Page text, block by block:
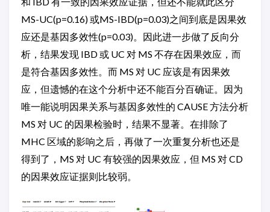
MS-UC(p=0.16) 或MS-IBD(p=0.03)之间到底是因果效
应还是基因多效性(p=0.03)。因此进一步做了反向分
析，结果发现 IBD 或 UC 对 MS 不存在因果效应，而
是符合基因多效性。而 MS 对 UC 应该是有因果效
应，但遗憾的在这个分析中还不能百分百确证。因为
唯一能说明因果关系与基因多效性的 CAUSE 方法分析
MS 对 UC 的因果检验时，结果不显著。在排除了
MHC 区域的影响之后，再做了一次重复分析也还是
得到了，MS 对 UC 有较强的因果效应，但 MS 对 CD
的因果效应证据则比较弱。